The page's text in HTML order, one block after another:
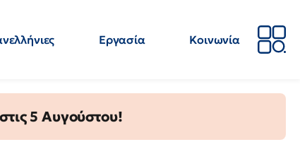
Εργασία
Κοινωνία
5 Αυγούστου!